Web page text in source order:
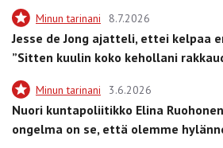
Minun tarinani 8.7.2026
Jesse de Jong ajatteli, ettei kelpaa
”Sitten kuulin koko kehollani
Minun tarinani 3.6.2026
Nuori kuntapoliitikko Elina
ongelma on se, että olemme